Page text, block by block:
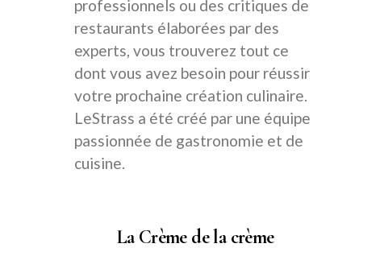
professionnels ou des critiques de
restaurants élaborées par des
experts, vous trouverez tout ce
dont vous avez besoin pour réussir
votre prochaine création culinaire.
LeStrass a été créé par une équipe
passionnée de gastronomie et de
cuisine.
La Crème de la crème